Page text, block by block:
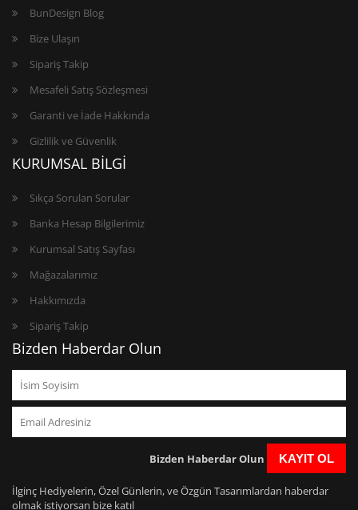
BunDesign Blog
Bize Ulaşın
Sipariş Takip
Mesafeli Satış Sözleşmesi
Garanti ve İade Hakkında
Gizlilik ve Güvenlik
KURUMSAL BİLGİ
Sıkça Sorulan Sorular
Banka Hesap Bilgilerimiz
Kurumsal Satış Sayfası
Mağazalarımız
Hakkımızda
Sipariş Takip
Bizden Haberdar Olun
Bizden Haberdar Olun KAYIT OL
İlginç Hediyelerin, Özel Günlerin, ve Özgün Tasarımlardan haberdar
olmak istiyorsan bize katıl